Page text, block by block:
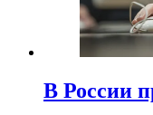
В России